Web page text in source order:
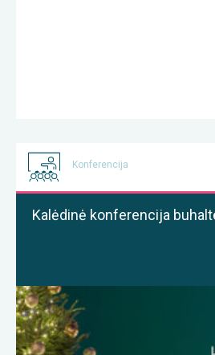
Konferencija
Kalėdinė konferencija